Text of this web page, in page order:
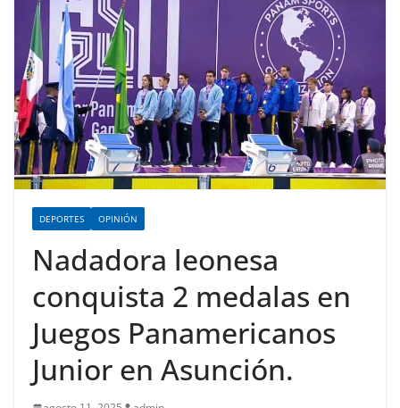
DEPORTES OPINIÓN
Nadadora leonesa
conquista 2 medalas en
Juegos Panamericanos
Junior en Asunción.